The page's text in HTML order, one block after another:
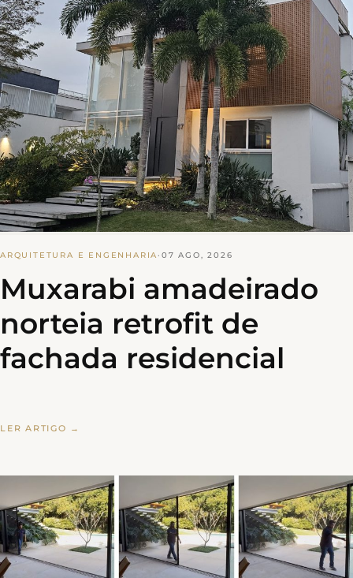
ARQUITETURA E ENGENHARIA·07 AGO, 2026
Muxarabi amadeirado
norteia retrofit de
fachada residencial
LER ARTIGO →